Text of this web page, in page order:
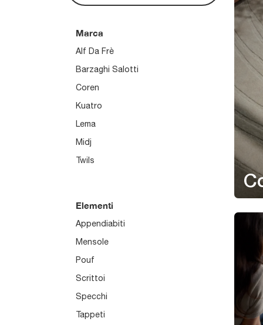
Marca
Alf Da Frè
Barzaghi Salotti
Coren
Kuatro
Lema
Midj
Twils
Elementi
Appendiabiti
Mensole
Pouf
Scrittoi
Specchi
Tappeti